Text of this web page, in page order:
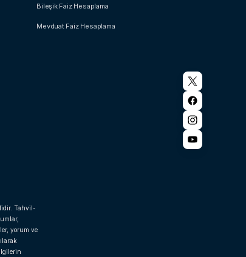
Bileşik Faiz Hesaplama
Mevduat Faiz Hesaplama
Tahvil-
yorum ve